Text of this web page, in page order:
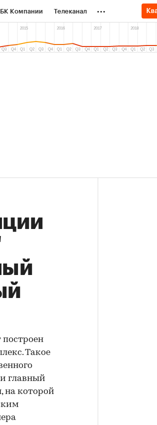
Компании Телеканал ...
Такое
главный
на которой